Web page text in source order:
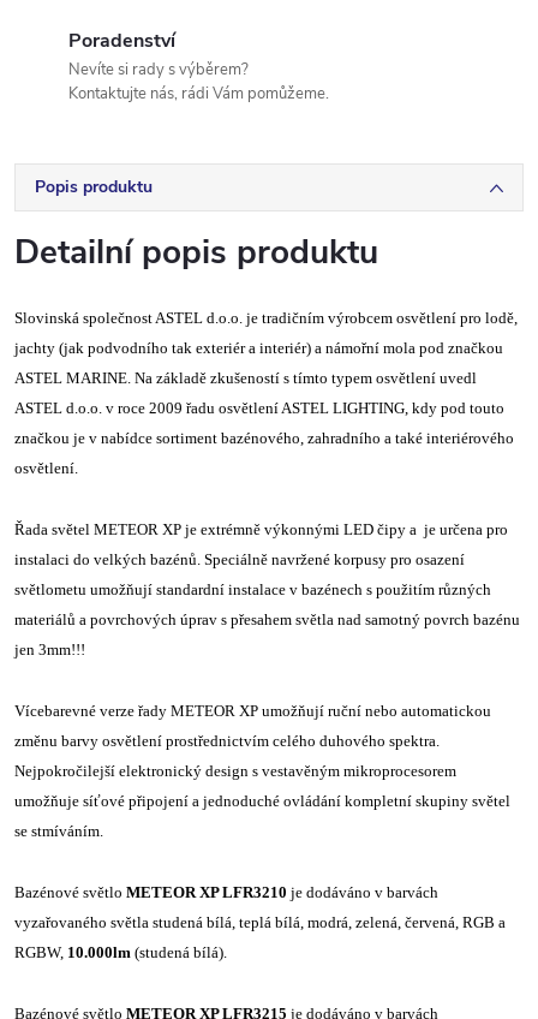
Poradenství
Nevíte si rady s výběrem?
Kontaktujte nás, rádi Vám pomůžeme.
Popis produktu
Detailní popis produktu
Slovinská společnost ASTEL d.o.o. je tradičním výrobcem osvětlení pro lodě,
jachty (jak podvodního tak exteriér a interiér) a námořní mola pod značkou
ASTEL MARINE. Na základě zkušeností s tímto typem osvětlení uvedl
ASTEL d.o.o. v roce 2009 řadu osvětlení ASTEL LIGHTING, kdy pod touto
značkou je v nabídce sortiment bazénového, zahradního a také interiérového
osvětlení.
Řada světel METEOR XP je extrémně výkonnými LED čipy a je určena pro
instalaci do velkých bazénů. Speciálně navržené korpusy pro osazení
světlometu umožňují standardní instalace v bazénech s použitím různých
materiálů a povrchových úprav s přesahem světla nad samotný povrch bazénu
jen 3mm!!!
Vícebarevné verze řady METEOR XP umožňují ruční nebo automatickou
změnu barvy osvětlení prostřednictvím celého duhového spektra.
Nejpokročilejší elektronický design s vestavěným mikroprocesorem
umožňuje síťové připojení a jednoduché ovládání kompletní skupiny světel
se stmíváním.
Bazénové světlo METEOR XP LFR3210 je dodáváno v barvách
vyzařovaného světla studená bílá, teplá bílá, modrá, zelená, červená, RGB a
RGBW, 10.000lm (studená bílá).
Bazénové světlo METEOR XP LFR3215 je dodáváno v barvách